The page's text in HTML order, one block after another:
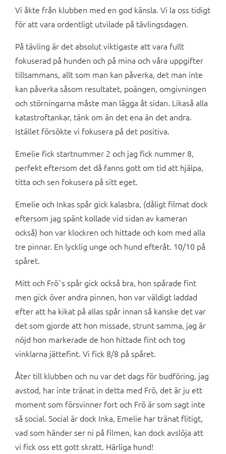
Vi åkte från klubben med en god känsla. Vi la oss tidigt
för att vara ordentligt utvilade på tävlingsdagen.
På tävling är det absolut viktigaste att vara fullt
fokuserad på hunden och på mina och våra uppgifter
tillsammans, allt som man kan påverka, det man inte
kan påverka såsom resultatet, poängen, omgivningen
och störningarna måste man lägga åt sidan. Likaså alla
katastroftankar, tänk om än det ena än det andra.
Istället försökte vi fokusera på det positiva.
Emelie fick startnummer 2 och jag fick nummer 8,
perfekt eftersom det då fanns gott om tid att hjälpa,
titta och sen fokusera på sitt eget.
Emelie och Inkas spår gick kalasbra, (dåligt filmat dock
eftersom jag spänt kollade vid sidan av kameran
också) hon var klockren och hittade och kom med alla
tre pinnar. En lycklig unge och hund efteråt. 10/10 på
spåret.
Mitt och Frö`s spår gick också bra, hon spårade fint
men gick över andra pinnen, hon var väldigt laddad
efter att ha kikat på allas spår innan så kanske det var
det som gjorde att hon missade, strunt samma, jag är
nöjd hon markerade de hon hittade fint och tog
vinklarna jättefint. Vi fick 8/8 på spåret.
Åter till klubben och nu var det dags för budföring, jag
avstod, har inte tränat in detta med Frö, det är ju ett
moment som försvinner fort och Frö är som sagt inte
så social. Social är dock Inka, Emelie har tränat flitigt,
vad som händer ser ni på filmen, kan dock avslöja att
vi fick oss ett gott skratt. Härliga hund!